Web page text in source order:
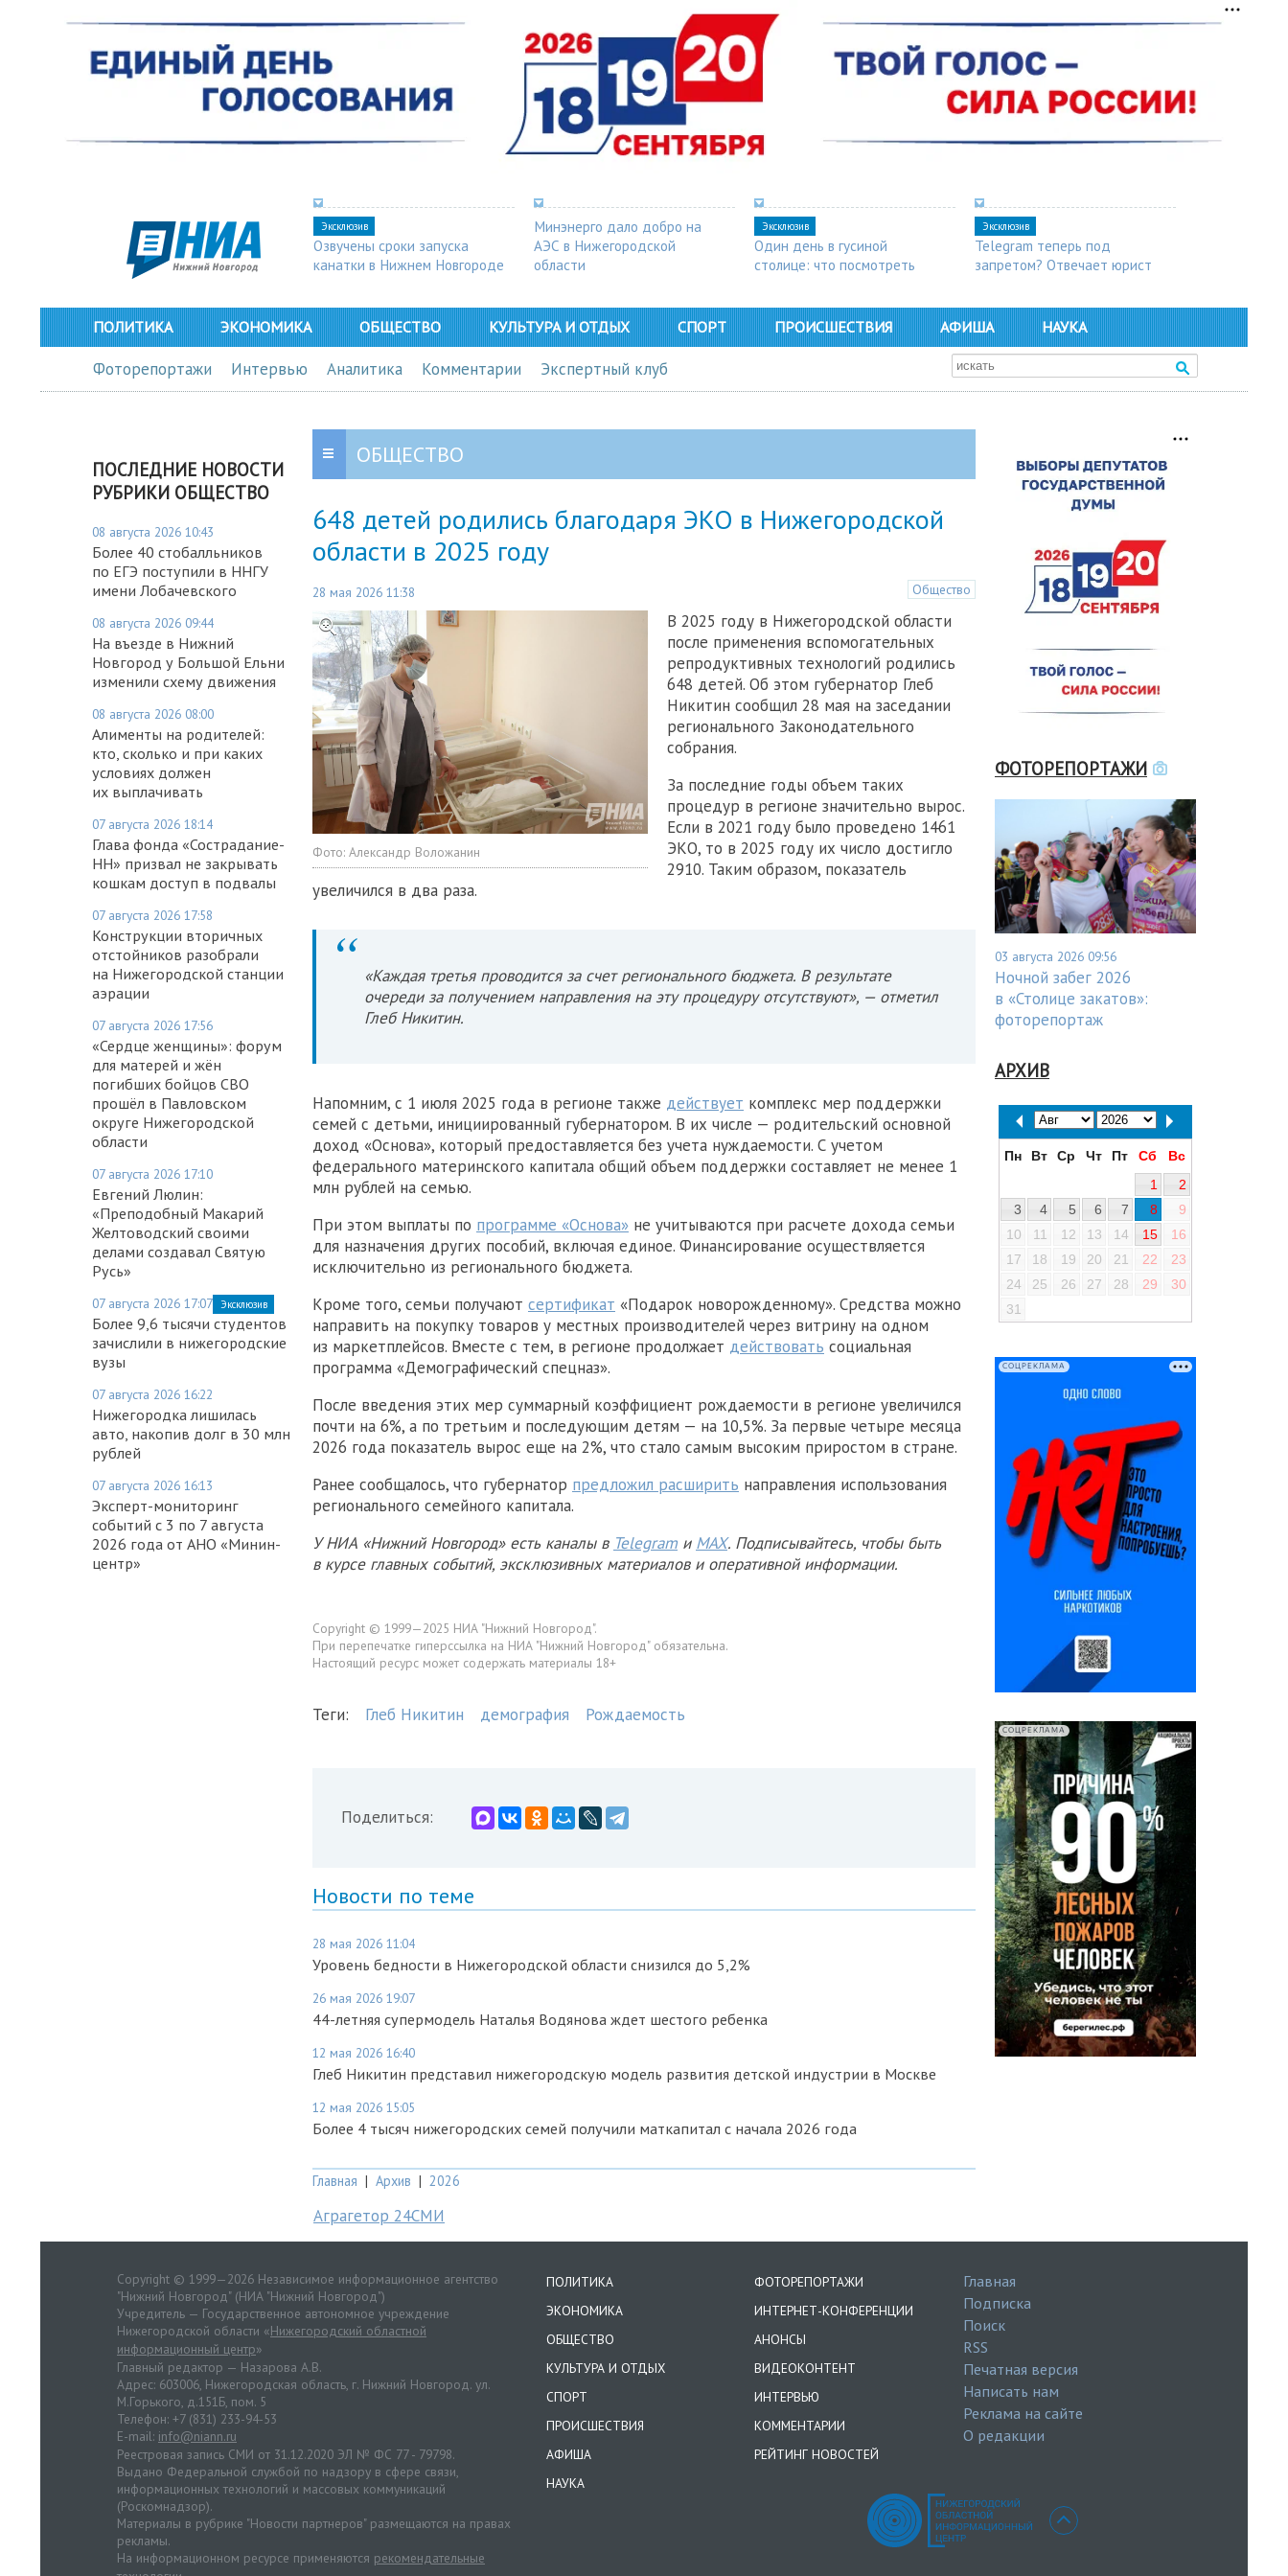
Эксклюзив
Озвучены сроки запуска
канатки в Нижнем Новгороде
Минэнерго дало добро на
АЭС в Нижегородской
области
Эксклюзив
Один день в гусиной
столице: что посмотреть
Эксклюзив
Telegram теперь под
запретом? Отвечает юрист
ПОЛИТИКА ЭКОНОМИКА ОБЩЕСТВО КУЛЬТУРА И ОТДЫХ СПОРТ ПРОИСШЕСТВИЯ АФИША НАУКА
Фоторепортажи Интервью Аналитика Комментарии Экспертный клуб
ПОСЛЕДНИЕ НОВОСТИ
РУБРИКИ ОБЩЕСТВО
08 августа 2026 10:43
Более 40 стобалльников
по ЕГЭ поступили в ННГУ
имени Лобачевского
08 августа 2026 09:44
На въезде в Нижний
Новгород у Большой Ельни
изменили схему движения
08 августа 2026 08:00
Алименты на родителей:
кто, сколько и при каких
условиях должен
их выплачивать
07 августа 2026 18:14
Глава фонда «Сострадание-
НН» призвал не закрывать
кошкам доступ в подвалы
07 августа 2026 17:58
Конструкции вторичных
отстойников разобрали
на Нижегородской станции
аэрации
07 августа 2026 17:56
«Сердце женщины»: форум
для матерей и жён
погибших бойцов СВО
прошёл в Павловском
округе Нижегородской
области
07 августа 2026 17:10
Евгений Люлин:
«Преподобный Макарий
Желтоводский своими
делами создавал Святую
Русь»
07 августа 2026 17:07 Эксклюзив
Более 9,6 тысячи студентов
зачислили в нижегородские
вузы
07 августа 2026 16:22
Нижегородка лишилась
авто, накопив долг в 30 млн
рублей
07 августа 2026 16:13
Эксперт-мониторинг
событий с 3 по 7 августа
2026 года от АНО «Минин-
центр»
ОБЩЕСТВО
648 детей родились благодаря ЭКО в Нижегородской
области в 2025 году
28 мая 2026 11:38 Общество
Фото: Александр Воложанин
В 2025 году в Нижегородской области
после применения вспомогательных
репродуктивных технологий родились
648 детей. Об этом губернатор Глеб
Никитин сообщил 28 мая на заседании
регионального Законодательного
собрания.
За последние годы объем таких
процедур в регионе значительно вырос.
Если в 2021 году было проведено 1461
ЭКО, то в 2025 году их число достигло
2910. Таким образом, показатель
увеличился в два раза.
«Каждая третья проводится за счет регионального бюджета. В результате
очереди за получением направления на эту процедуру отсутствуют», — отметил
Глеб Никитин.
Напомним, с 1 июля 2025 года в регионе также действует комплекс мер поддержки
семей с детьми, инициированный губернатором. В их числе — родительский основной
доход «Основа», который предоставляется без учета нуждаемости. С учетом
федерального материнского капитала общий объем поддержки составляет не менее 1
млн рублей на семью.
При этом выплаты по программе «Основа» не учитываются при расчете дохода семьи
для назначения других пособий, включая единое. Финансирование осуществляется
исключительно из регионального бюджета.
Кроме того, семьи получают сертификат «Подарок новорожденному». Средства можно
направить на покупку товаров у местных производителей через витрину на одном
из маркетплейсов. Вместе с тем, в регионе продолжает действовать социальная
программа «Демографический спецназ».
После введения этих мер суммарный коэффициент рождаемости в регионе увеличился
почти на 6%, а по третьим и последующим детям — на 10,5%. За первые четыре месяца
2026 года показатель вырос еще на 2%, что стало самым высоким приростом в стране.
Ранее сообщалось, что губернатор предложил расширить направления использования
регионального семейного капитала.
У НИА «Нижний Новгород» есть каналы в Telegram и MAX. Подписывайтесь, чтобы быть
в курсе главных событий, эксклюзивных материалов и оперативной информации.
Copyright © 1999—2025 НИА "Нижний Новгород".
При перепечатке гиперссылка на НИА "Нижний Новгород" обязательна.
Настоящий ресурс может содержать материалы 18+
Теги: Глеб Никитин демография Рождаемость
Поделиться:
Новости по теме
28 мая 2026 11:04
Уровень бедности в Нижегородской области снизился до 5,2%
26 мая 2026 19:07
44-летняя супермодель Наталья Водянова ждет шестого ребенка
12 мая 2026 16:40
Глеб Никитин представил нижегородскую модель развития детской индустрии в Москве
12 мая 2026 15:05
Более 4 тысяч нижегородских семей получили маткапитал с начала 2026 года
Главная | Архив | 2026
Аграгетор 24СМИ
ФОТОРЕПОРТАЖИ
03 августа 2026 09:56
Ночной забег 2026
в «Столице закатов»:
фоторепортаж
АРХИВ
Пн Вт Ср Чт Пт Сб
Вс
1
2
3
4 5 6 7 8
9
10
11 12 13 14 15
16
17
18 19 20 21 22
23
24
25 26 27 28 29
30
31
СОЦРЕКЛАМА
СОЦРЕКЛАМА
Copyright © 1999—2026 Независимое информационное агентство
"Нижний Новгород" (НИА "Нижний Новгород")
Учредитель — Государственное автономное учреждение
Нижегородской области «Нижегородский областной
информационный центр»
Главный редактор — Назарова А.В.
Адрес: 603006, Нижегородская область, г. Нижний Новгород. ул.
М.Горького, д.151Б, пом. 5
Телефон: +7 (831) 233-94-53
E-mail: info@niann.ru
Реестровая запись СМИ от 31.12.2020 ЭЛ № ФС 77 - 79798.
Выдано Федеральной службой по надзору в сфере связи,
информационных технологий и массовых коммуникаций
(Роскомнадзор).
Материалы в рубрике "Новости партнеров" размещаются на правах
рекламы.
На информационном ресурсе применяются рекомендательные
ПОЛИТИКА
ЭКОНОМИКА
ОБЩЕСТВО
КУЛЬТУРА И ОТДЫХ
СПОРТ
ПРОИСШЕСТВИЯ
АФИША
НАУКА
ФОТОРЕПОРТАЖИ
ИНТЕРНЕТ-КОНФЕРЕНЦИИ
АНОНСЫ
ВИДЕОКОНТЕНТ
ИНТЕРВЬЮ
КОММЕНТАРИИ
РЕЙТИНГ НОВОСТЕЙ
Главная
Подписка
Поиск
RSS
Печатная версия
Написать нам
Реклама на сайте
О редакции